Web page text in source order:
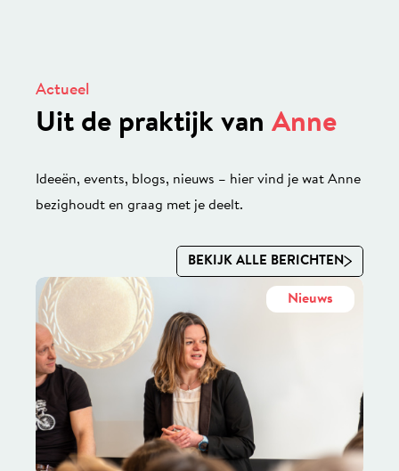
Actueel
Uit de praktijk van Anne
Ideeën, events, blogs, nieuws – hier vind je wat Anne
bezighoudt en graag met je deelt.
BEKIJK ALLE BERICHTEN
Nieuws